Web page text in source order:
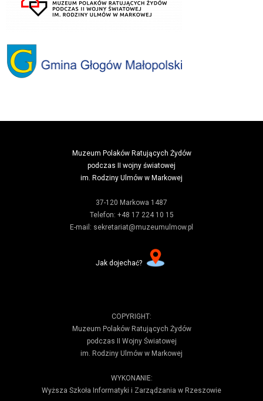
Muzeum Polaków Ratujących Żydów
podczas II wojny światowej
im. Rodziny Ulmów w Markowej
37-120 Markowa 1487
Telefon: +48 17 224 10 15
E-mail: sekretariat@muzeumulmow.pl
Jak dojechać?
COPYRIGHT:
Muzeum Polaków Ratujących Żydów
podczas II Wojny Światowej
im. Rodziny Ulmów w Markowej
WYKONANIE:
Wyższa Szkoła Informatyki i Zarządzania w Rzeszowie